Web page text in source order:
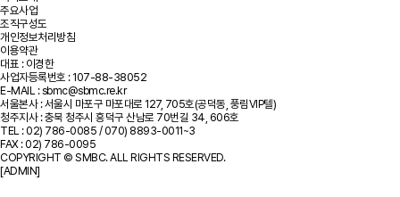
주요사업
조직구성도
개인정보처리방침
이용약관
대표 : 이경한
사업자등록번호 : 107-88-38052
E-MAIL : sbmc@sbmc.re.kr
서울본사 : 서울시 마포구 마포대로 127, 705호(공덕동, 풍림VIP텔)
청주지사 : 충북 청주시 흥덕구 산남로 70번길 34, 606호
TEL : 02) 786-0085 / 070) 8893-0011~3
FAX : 02) 786-0095
COPYRIGHT © SMBC. ALL RIGHTS RESERVED.
[ADMIN]